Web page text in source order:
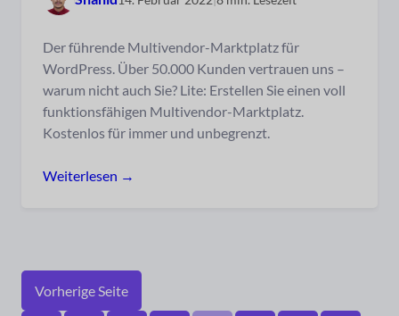
Der führende Multivendor-Marktplatz für
WordPress. Über 50.000 Kunden vertrauen uns –
warum nicht auch Sie? Lite: Erstellen Sie einen voll
funktionsfähigen Multivendor-Marktplatz.
Kostenlos für immer und unbegrenzt.
Weiterlesen →
Vorherige Seite